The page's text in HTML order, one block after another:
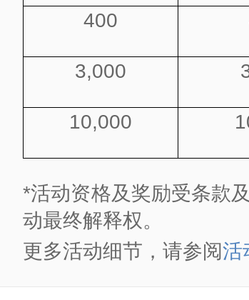
400
3,000
10,000
*活动资格及奖励受条款
动最终解释权。
更多活动细节，请参阅活